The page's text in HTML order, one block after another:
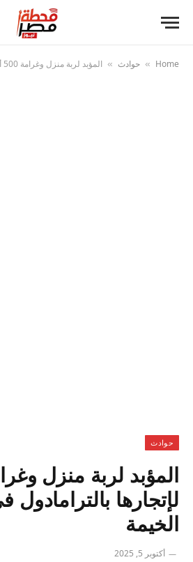
Home
» حوادث » المؤبد لربة منزل وغرامة 500 ألف لإتجارها بالترامادول فى شبرا الخيمة
حوادث
لإتجارها
الخيمة
أكتوبر 5, 2025